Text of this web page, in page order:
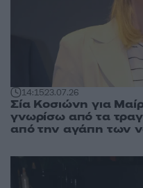
14:1523.07.26
Σία Κοσιώνη για
γνωρίσω από τα
από την αγάπη των